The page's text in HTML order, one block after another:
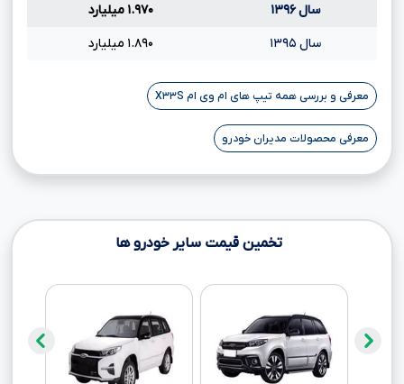
سال ۱۳۹۶
۱.۹۷۰ میلیارد
سال ۱۳۹۵
۱.۸۹۰ میلیارد
معرفی و بررسی همه تیپ های ام وی ام X۳۳S
معرفی محصولات مدیران خودرو
تخمین قیمت سایر خودرو ها